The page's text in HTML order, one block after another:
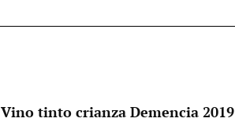
Vino tinto crianza Demencia 2019